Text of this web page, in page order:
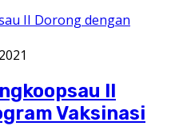
II
Vaksinasi